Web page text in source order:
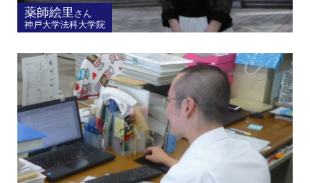
薬師絵里 さん
神戸大学法科大学院